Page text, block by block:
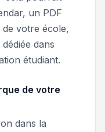
un PDF
votre école,
dans
étudiant.
de votre
dans la